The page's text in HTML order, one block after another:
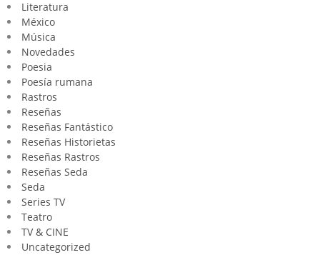
Literatura
México
Música
Novedades
Poesia
Poesía rumana
Rastros
Reseñas
Reseñas Fantástico
Reseñas Historietas
Reseñas Rastros
Reseñas Seda
Seda
Series TV
Teatro
TV & CINE
Uncategorized